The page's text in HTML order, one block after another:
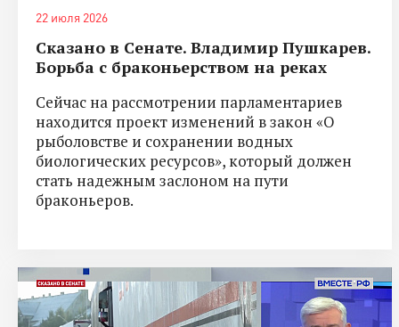
22 июля 2026
Сказано в Сенате. Владимир Пушкарев.
Борьба с браконьерством на реках
Сейчас на рассмотрении парламентариев
находится проект изменений в закон «О
рыболовстве и сохранении водных
биологических ресурсов», который должен
стать надежным заслоном на пути
браконьеров.